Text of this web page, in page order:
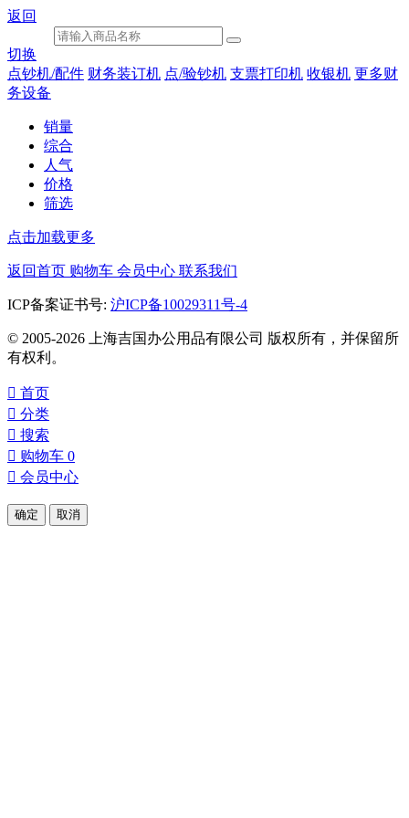
返回
切换
点钞机/配件 财务装订机 点/验钞机 支票打印机 收银机 更多财
务设备
销量
综合
人气
价格
筛选
点击加载更多
返回首页 购物车 会员中心 联系我们
ICP备案证书号: 沪ICP备10029311号-4
© 2005-2026 上海吉国办公用品有限公司 版权所有，并保留所
有权利。
 首页
 分类
 搜索
 购物车 0
 会员中心
确定 取消